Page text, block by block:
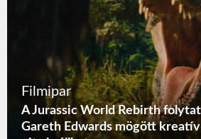
Filmipar
A Jurassic World Rebirth
Gareth Edwards mögött